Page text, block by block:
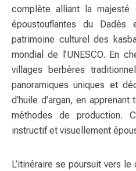
complète alliant la majesté
époustouflantes du
patrimoine culturel des
mondial de l’UNESCO. En
villages berbères
panoramiques uniques et
d’huile d’argan, en
méthodes de production.
instructif et visuellement
L’itinéraire se poursuit vers